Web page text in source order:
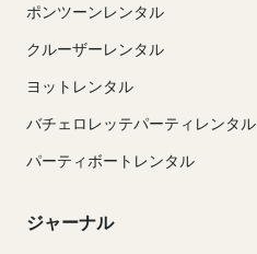
ポンツーンレンタル
クルーザーレンタル
ヨットレンタル
バチェロレッテパーティレンタル
パーティボートレンタル
ジャーナル